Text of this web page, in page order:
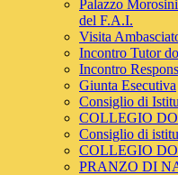
Palazzo
del F.A.I.
Visita
Incontro Tutor
Incontro
Giunta Esecutiva
Consiglio di
COLLEGIO
Consiglio di
COLLEGIO
PRANZO DI